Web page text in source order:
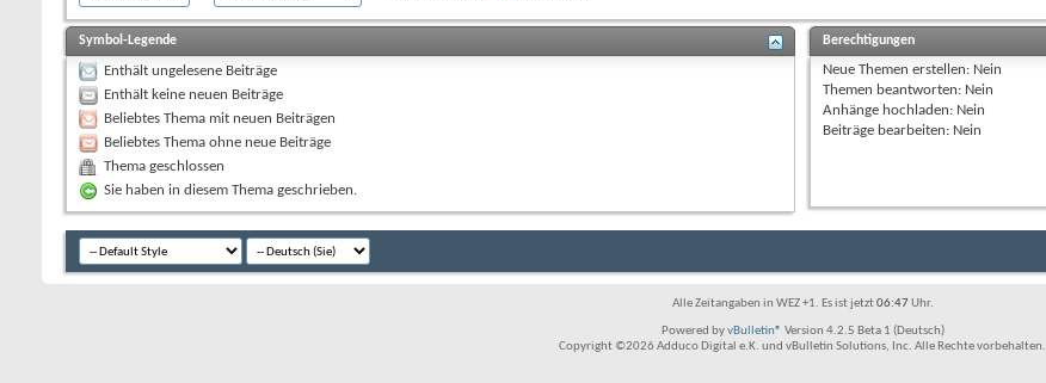
Symbol-Legende
Enthält ungelesene Beiträge
Enthält keine neuen Beiträge
Beliebtes Thema mit neuen Beiträgen
Beliebtes Thema ohne neue Beiträge
Thema geschlossen
Sie haben in diesem Thema geschrieben.
Berechtigungen
Neue Themen erstellen: Nein
Themen beantworten: Nein
Anhänge hochladen: Nein
Beiträge bearbeiten: Nein
Alle Zeitangaben in WEZ +1. Es ist jetzt06:47Uhr.
Powered byvBulletin® Version 4.2.5 Beta 1 (Deutsch)
Copyright ©2026 Adduco Digital e.K. und vBulletin Solutions, Inc. Alle Rechte vorbehalten.